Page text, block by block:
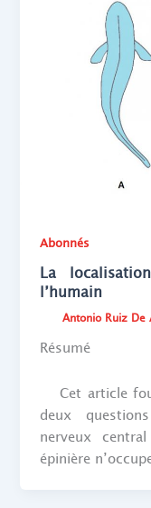
Abonnés
La
l’humain
Antonio Ruiz De
Résumé
Cet article
deux
nerveux
épinière